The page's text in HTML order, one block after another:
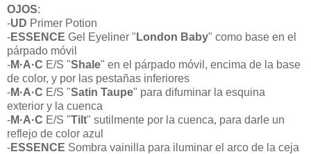
OJOS:
-UD Primer Potion
-ESSENCE Gel Eyeliner " London Baby" como base en el
párpado móvil
-M·A·C E/S "Shale" en el párpado móvil, encima de la base
de color, y por las pestañas inferiores
-M·A·C E/S "Satin Taupe" para difuminar la esquina
exterior y la cuenca
-M·A·C E/S "Tilt" sutilmente por la cuenca, para darle un
reflejo de color azul
-ESSENCE Sombra vainilla para iluminar el arco de la ceja